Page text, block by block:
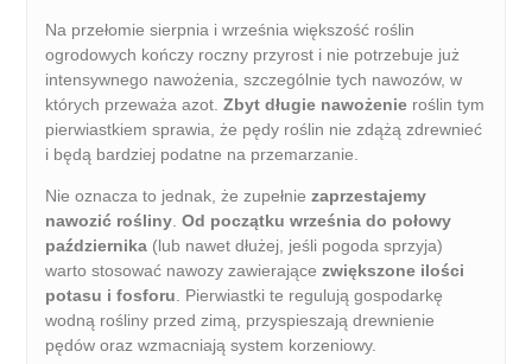
Na przełomie sierpnia i września większość roślin
ogrodowych kończy roczny przyrost i nie potrzebuje już
intensywnego nawożenia, szczególnie tych nawozów, w
których przeważa azot.Zbyt długie nawożenie roślin tym
pierwiastkiem sprawia, że pędy roślin nie zdążą zdrewnieć
i będą bardziej podatne na przemarzanie.
Nie oznacza to jednak, że zupełniezaprzestajemy
nawozić rośliny.Od początku września do połowy
października (lub nawet dłużej, jeśli pogoda sprzyja)
warto stosować nawozy zawierającezwiększone ilości
potasu i fosforu. Pierwiastki te regulują gospodarkę
wodną rośliny przed zimą, przyspieszają drewnienie
pędów oraz wzmacniają system korzeniowy.